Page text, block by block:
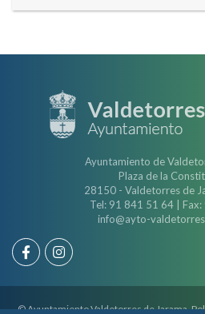
Ayuntamiento de
Plaza de la
28150 - Valdetorres de
Tel: 91 841 51 64 |
info@ayto-
© Ayuntamiento Valdetorres de Jarama.